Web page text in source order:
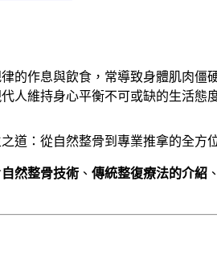
的作息與飲食，常導致身體肌肉
人維持身心平衡不可或缺的生活態
自然整骨技術 、 傳統整復療法的介紹 、